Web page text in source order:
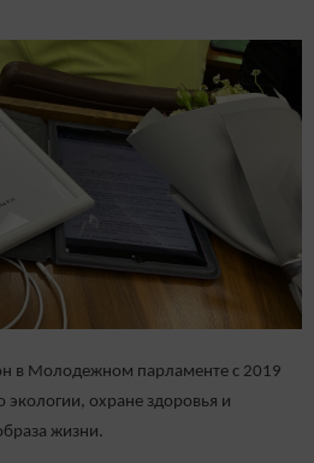
в Молодежном парламенте с 2019
экологии, охране здоровья и
жизни.